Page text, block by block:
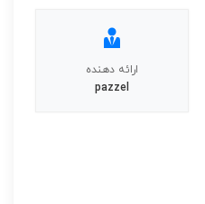
ارائه دهنده
pazzel